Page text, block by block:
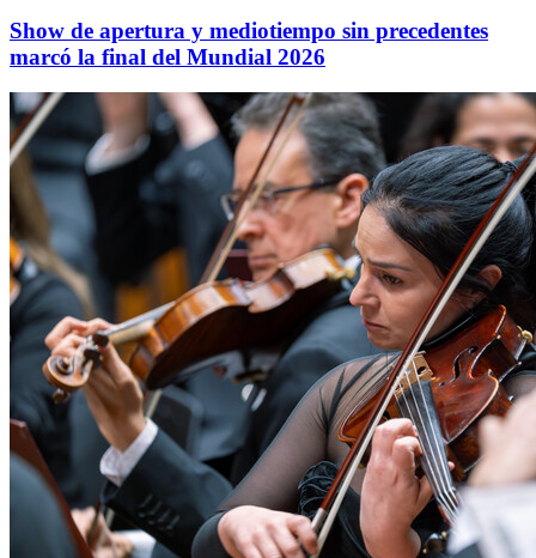
Show de apertura y mediotiempo sin precedentes
marcó la final del Mundial 2026